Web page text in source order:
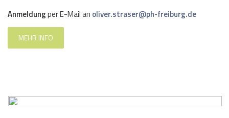
Anmeldungper E-Mail an oliver.straser@ph-freiburg.de
MEHR INFO